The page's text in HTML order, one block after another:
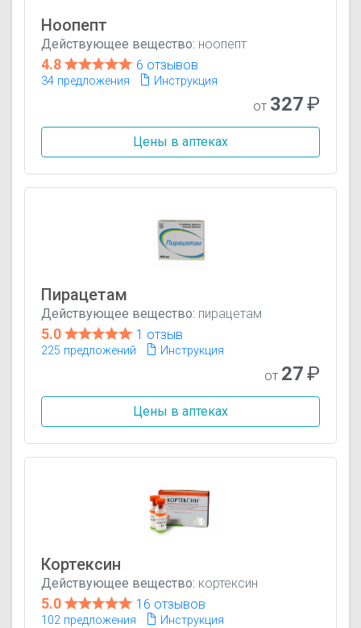
Ноопепт
Действующее вещество: ноопепт
4.8 6 отзывов
34 предложения Инструкция
от 327₽
Цены в аптеках
Пирацетам
Действующее вещество: пирацетам
5.0 1 отзыв
225 предложений Инструкция
от 27₽
Цены в аптеках
Кортексин
Действующее вещество: кортексин
5.0 16 отзывов
102 предложения Инструкция